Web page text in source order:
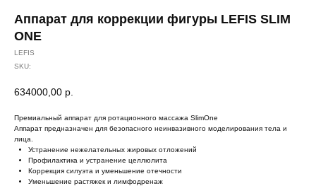
Аппарат для коррекции фигуры LEFIS SLIM
ONE
LEFIS
SKU:
634000,00 р.
Премиальный аппарат для ротационного массажа SlimOne
Аппарат предназначен для безопасного неинвазивного моделирования тела и
лица.
Устранение нежелательных жировых отложений
Профилактика и устранение целлюлита
Коррекция силуэта и уменьшение отечности
Уменьшение растяжек и лимфодренаж